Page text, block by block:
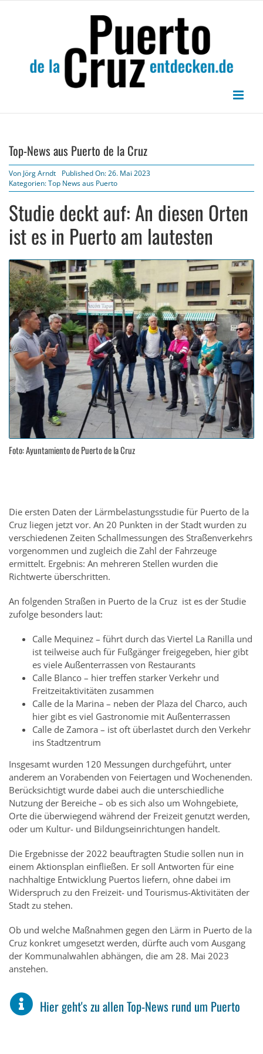
Top-News aus Puerto de la Cruz
Von Jörg Arndt
Published On: 26. Mai 2023
Kategorien:Top News aus Puerto
Studie deckt auf: An diesen Orten
ist es in Puerto am lautesten
Foto: Ayuntamiento de Puerto de la Cruz
Die ersten Daten der Lärmbelastungsstudie für Puerto de la
Cruz liegen jetzt vor. An 20 Punkten in der Stadt wurden zu
verschiedenen Zeiten Schallmessungen des Straßenverkehrs
vorgenommen und zugleich die Zahl der Fahrzeuge
ermittelt. Ergebnis: An mehreren Stellen wurden die
Richtwerte überschritten.
An folgenden Straßen in Puerto de la Cruz ist es der Studie
zufolge besonders laut:
Calle Mequinez – führt durch das Viertel La Ranilla und
ist teilweise auch für Fußgänger freigegeben, hier gibt
es viele Außenterrassen von Restaurants
Calle Blanco – hier treffen starker Verkehr und
Freitzeitaktivitäten zusammen
Calle de la Marina – neben der Plaza del Charco, auch
hier gibt es viel Gastronomie mit Außenterrassen
Calle de Zamora – ist oft überlastet durch den Verkehr
ins Stadtzentrum
Insgesamt wurden 120 Messungen durchgeführt, unter
anderem an Vorabenden von Feiertagen und Wochenenden.
Berücksichtigt wurde dabei auch die unterschiedliche
Nutzung der Bereiche – ob es sich also um Wohngebiete,
Orte die überwiegend während der Freizeit genutzt werden,
oder um Kultur- und Bildungseinrichtungen handelt.
Die Ergebnisse der 2022 beauftragten Studie sollen nun in
einem Aktionsplan einfließen. Er soll Antworten für eine
nachhaltige Entwicklung Puertos liefern, ohne dabei im
Widerspruch zu den Freizeit- und Tourismus-Aktivitäten der
Stadt zu stehen.
Ob und welche Maßnahmen gegen den Lärm in Puerto de la
Cruz konkret umgesetzt werden, dürfte auch vom Ausgang
der Kommunalwahlen abhängen, die am 28. Mai 2023
anstehen.
Hier geht's zu allen Top-News rund um Puerto